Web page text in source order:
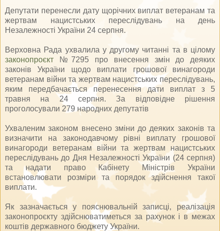
Депутати перенесли дату щорічних виплат ветеранам та
жертвам нацистських переслідувань на день
Незалежності України 24 серпня.
Верховна Рада ухвалила у другому читанні та в цілому
законопроєкт №7295 про внесення змін до деяких
законів України щодо виплати грошової винагороди
ветеранам війни та жертвам нацистських переслідувань,
яким передбачається перенесення дати виплат з 5
травня на 24 серпня. За відповідне рішення
проголосували 279 народних депутатів
Ухваленим законом внесено зміни до деяких законів та
визначити на законодавчому рівні виплату грошової
винагороди ветеранам війни та жертвам нацистських
переслідувань до Дня Незалежності України (24 серпня)
та надати право Кабінету Міністрів України
встановлювати розміри та порядок здійснення такої
виплати.
Як зазначається у пояснювальній записці, реалізація
законопроєкту здійснюватиметься за рахунок і в межах
коштів державного бюджету України.